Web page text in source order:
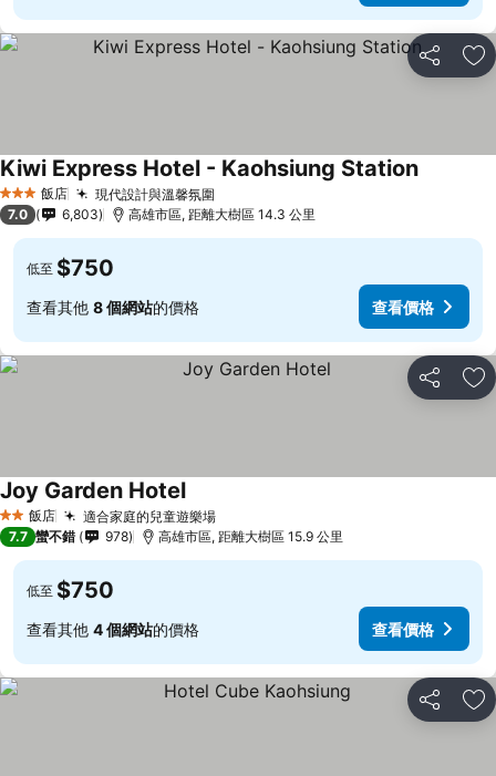
分享 加
3 星級 飯店 現代設計與溫馨氛圍
Kiwi Express Hotel - Kaohsiung Station查看價格
7.0 6,803 高雄市區, 距離大樹區 14.3 公里
低至 $750
查看其他 8 個網站的價格 查看價格
分享 加
2 星級飯店 適合家庭的兒童遊樂場查看價格
Joy Garden Hotel查看價格
7.7 蠻不錯 978 高雄市區, 距離大樹區 15.9 公里
低至 $750
查看其他 4 個網站的價格 查看價格
分享 加